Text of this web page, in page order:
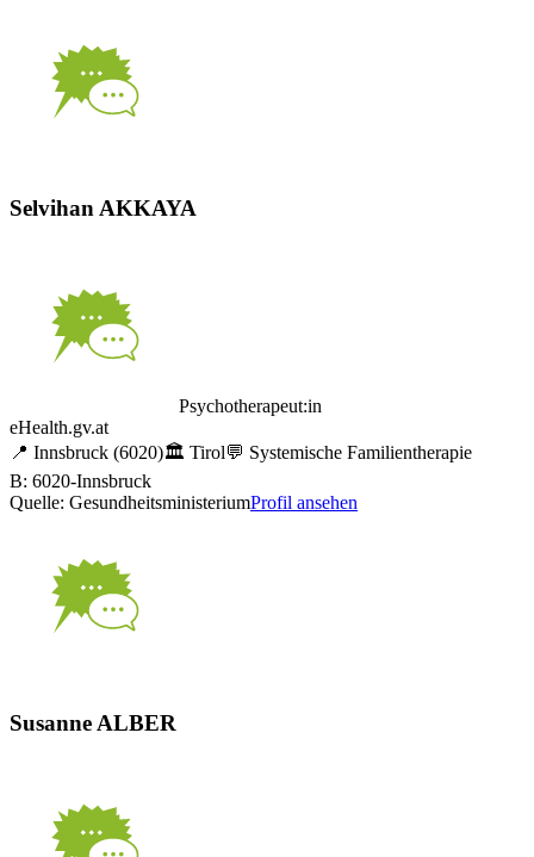
Selvihan AKKAYA
Psychotherapeut:in
eHealth.gv.at
📍 Innsbruck (6020)🏛️ Tirol💬 Systemische Familientherapie
B: 6020-Innsbruck
Quelle: GesundheitsministeriumProfil ansehen
Susanne ALBER